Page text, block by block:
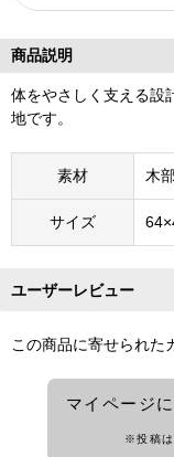
商品説明
体をやさしく支える設
地です。
素材 木
サイズ
ユーザーレビュー
この商品に寄せられた
マイページ
※投稿は